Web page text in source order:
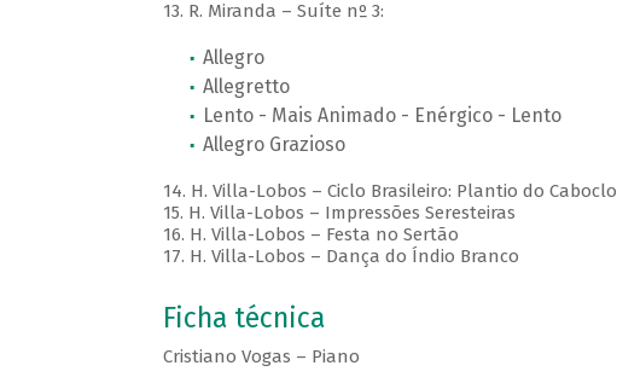
13. R. Miranda – Suíte nº 3:
Allegro
Allegretto
Lento - Mais Animado - Enérgico - Lento
Allegro Grazioso
14. H. Villa-Lobos – Ciclo Brasileiro: Plantio do Caboclo
15. H. Villa-Lobos – Impressões Seresteiras
16. H. Villa-Lobos – Festa no Sertão
17. H. Villa-Lobos – Dança do Índio Branco
Ficha técnica
Cristiano Vogas – Piano